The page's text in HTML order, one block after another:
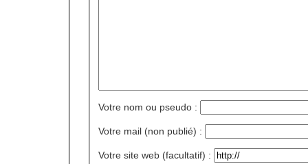
Votre nom ou pseudo :
Votre mail (non publié) :
Votre site web (facultatif) :